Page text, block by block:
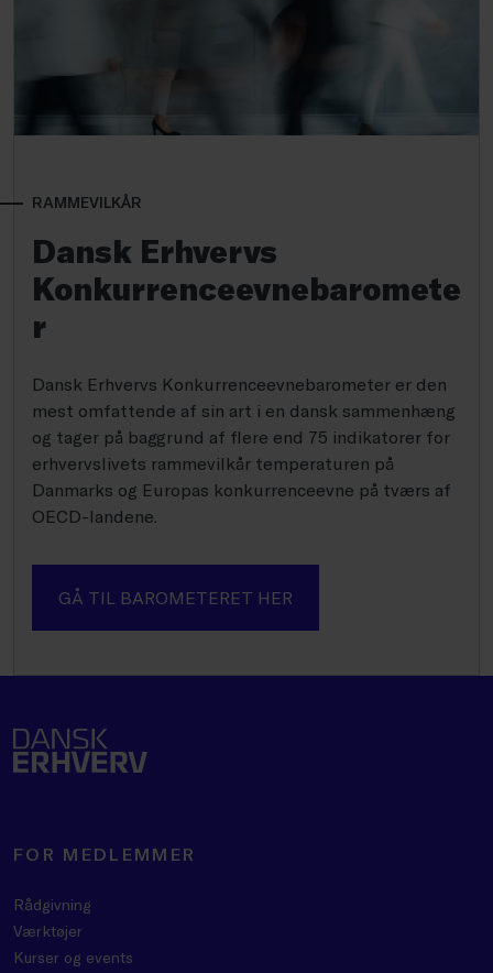
RAMMEVILKÅR
Dansk Erhvervs
Konkurrenceevnebaromete
r
Dansk Erhvervs Konkurrenceevnebarometer er den
mest omfattende af sin art i en dansk sammenhæng
og tager på baggrund af flere end 75 indikatorer for
erhvervslivets rammevilkår temperaturen på
Danmarks og Europas konkurrenceevne på tværs af
OECD-landene.
GÅ TIL BAROMETERET HER
FOR MEDLEMMER
Rådgivning
Værktøjer
Kurser og events